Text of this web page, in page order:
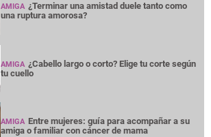
AMIGA ¿Terminar una amistad duele tanto como
una ruptura amorosa?
AMIGA ¿Cabello largo o corto? Elige tu corte según
tu cuello
AMIGA Entre mujeres: guía para acompañar a su
amiga o familiar con cáncer de mama